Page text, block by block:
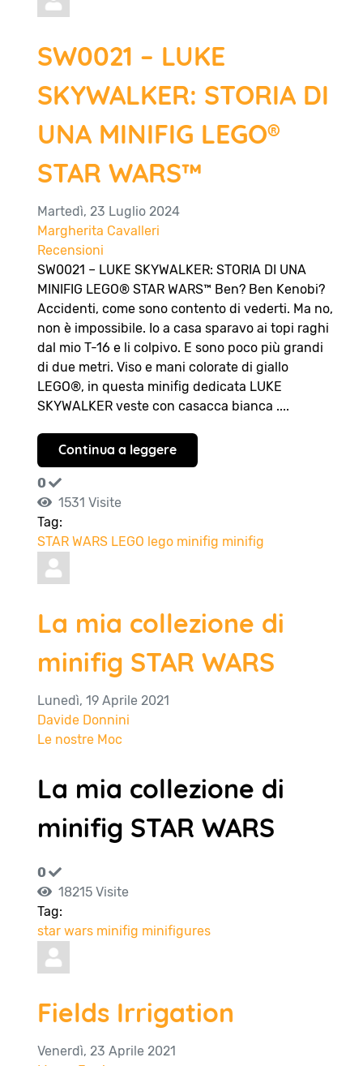
SW0021 – LUKE
SKYWALKER: STORIA DI
UNA MINIFIG LEGO®
STAR WARS™
Martedì, 23 Luglio 2024
Margherita Cavalleri
Recensioni
SW0021 – LUKE SKYWALKER: STORIA DI UNA
MINIFIG LEGO® STAR WARS™ Ben? Ben Kenobi?
Accidenti, come sono contento di vederti. Ma no,
non è impossibile. Io a casa sparavo ai topi raghi
dal mio T-16 e li colpivo. E sono poco più grandi
di due metri. Viso e mani colorate di giallo
LEGO®, in questa minifig dedicata LUKE
SKYWALKER veste con casacca bianca ....
Continua a leggere
0
1531 Visite
Tag:
STAR WARS LEGO lego minifig minifig
La mia collezione di
minifig STAR WARS
Lunedì, 19 Aprile 2021
Davide Donnini
Le nostre Moc
La mia collezione di
minifig STAR WARS
0
18215 Visite
Tag:
star wars minifig minifigures
Fields Irrigation
Venerdì, 23 Aprile 2021